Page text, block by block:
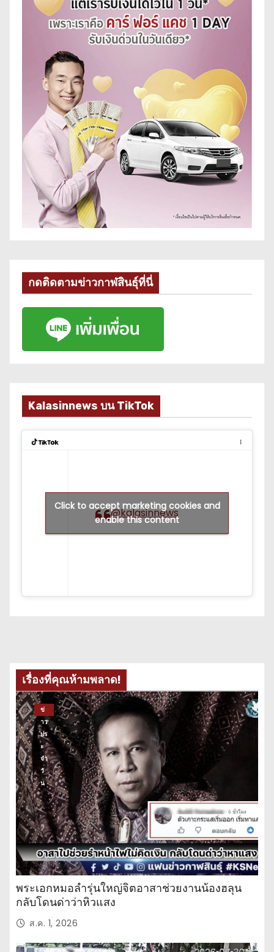
กดติดตามข่าวกาฬสินธุ์ที่นี่
Kalasinnews บน TikTok
@kalasinnews
Click to accept marketing cookies and
enable this content
เรื่องที่คุณห้ามพลาด!
ข่
าว
ปร
ะ
จำ
วั
น
พระเอกหมอลำรุ่นใหญ่จิตอาสาช่วยงานน้องฮลุน
กลับโดนด่าว่าหิวแสง
ส.ค. 1, 2026